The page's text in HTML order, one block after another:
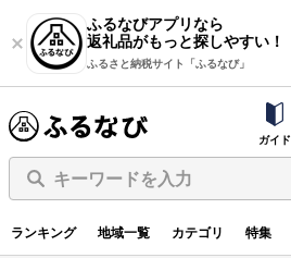
ふるなびアプリなら
返礼品がもっと探しやすい！
ふるさと納税サイト「ふるなび」
ガイド
キーワードを入力
ランキング 地域一覧 カテゴリ 特集